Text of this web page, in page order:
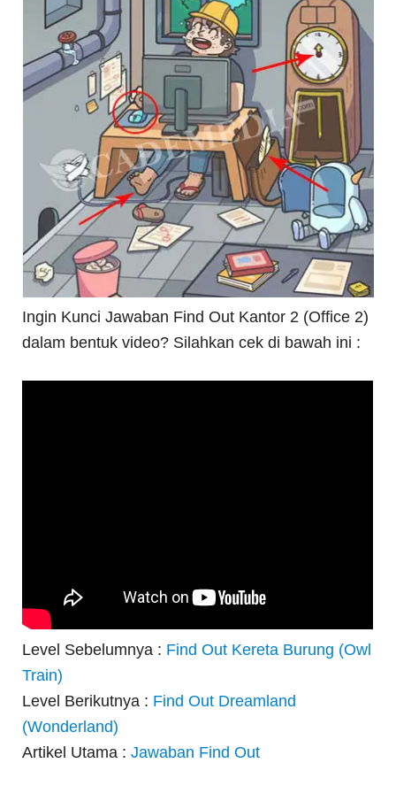
Ingin Kunci Jawaban Find Out Kantor 2 (Office 2)
dalam bentuk video? Silahkan cek di bawah ini :
Level Sebelumnya : Find Out Kereta Burung (Owl
Train)
Level Berikutnya : Find Out Dreamland
(Wonderland)
Artikel Utama :Jawaban Find Out